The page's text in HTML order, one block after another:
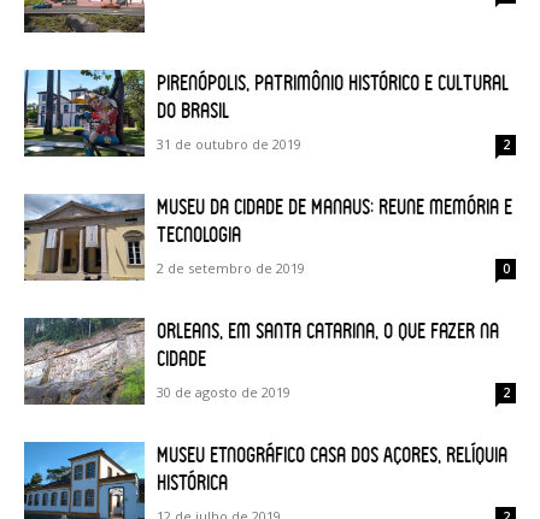
Pirenópolis, Patrimônio Histórico e Cultural
do Brasil
31 de outubro de 2019 2
Museu da Cidade de Manaus: reune memória e
tecnologia
2 de setembro de 2019 0
Orleans, em Santa Catarina, o que fazer na
cidade
30 de agosto de 2019 2
Museu Etnográfico Casa dos Açores, relíquia
histórica